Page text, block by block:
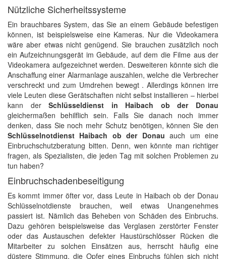
Nützliche Sicherheitssysteme
Ein brauchbares System, das Sie an einem Gebäude befestigen
können, ist beispielsweise eine Kameras. Nur die Videokamera
wäre aber etwas nicht genügend. Sie brauchen zusätzlich noch
ein Aufzeichnungsgerät im Gebäude, auf dem die Filme aus der
Videokamera aufgezeichnet werden. Desweiteren könnte sich die
Anschaffung einer Alarmanlage auszahlen, welche die Verbrecher
verschreckt und zum Umdrehen bewegt . Allerdings können irre
viele Leuten diese Gerätschaften nicht selbst installieren – hierbei
kann derSchlüsseldienst in Haibach ob der Donau
gleichermaßen behilflich sein. Falls Sie danach noch immer
denken, dass Sie noch mehr Schutz benötigen, können Sie den
Schlüsselnotdienst Haibach ob der Donau auch um eine
Einbruchschutzberatung bitten. Denn, wen könnte man richtiger
fragen, als Spezialisten, die jeden Tag mit solchen Problemen zu
tun haben?
Einbruchschadenbeseitigung
Es kommt immer öfter vor, dass Leute in Haibach ob der Donau
Schlüsselnotdienste brauchen, weil etwas Unangenehmes
passiert ist. Nämlich das Beheben von Schäden des Einbruchs.
Dazu gehören beispielsweise das Verglasen zerstörter Fenster
oder das Austauschen defekter Haustürschlösser Rücken die
Mitarbeiter zu solchen Einsätzen aus, herrscht häufig eine
düstere Stimmung, die Opfer eines Einbruchs fühlen sich nicht